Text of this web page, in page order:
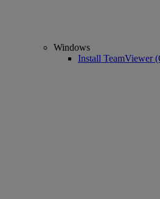
Windows
Install TeamViewer